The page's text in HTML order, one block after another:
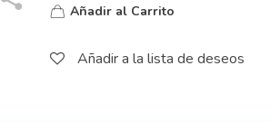
Añadir al Carrito
Añadir a la lista de deseos